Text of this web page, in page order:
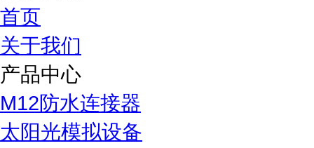
首页
关于我们
产品中心
M12防水连接器
太阳光模拟设备